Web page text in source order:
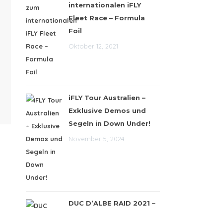
internationalen iFLY
Fleet Race – Formula
Foil
Oktober 12, 2021
iFLY Tour Australien –
Exklusive Demos und
Segeln in Down Under!
November 5, 2024
DUC D’ALBE RAID 2021 –